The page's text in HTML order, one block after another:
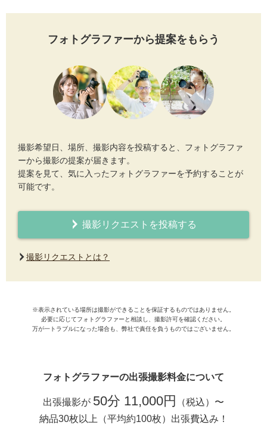
フォトグラファーから提案をもらう
撮影希望日、場所、撮影内容を投稿すると、フォトグラファ
ーから撮影の提案が届きます。
提案を見て、気に入ったフォトグラファーを予約することが
可能です。
撮影リクエストを投稿する
撮影リクエストとは？
※表示されている場所は撮影ができることを保証するものではありません。
必要に応じてフォトグラファーと相談し、撮影許可を確認ください。
万が一トラブルになった場合も、弊社で責任を負うものではございません。
フォトグラファーの出張撮影料金について
出張撮影が 50分 11,000円
（税込）〜
納品30枚以上（平均約100枚）出張費込み！